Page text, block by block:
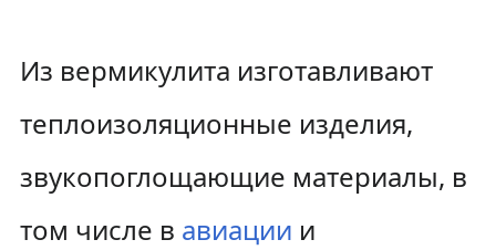
Из вермикулита изготавливают
теплоизоляционные изделия,
звукопоглощающие материалы, в
том числе в авиации и